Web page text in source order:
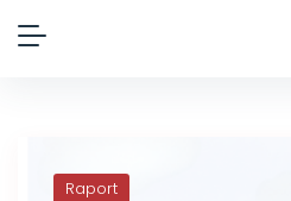
Raport